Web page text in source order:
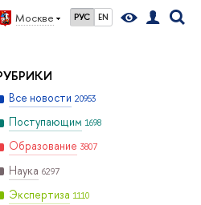
Москве РУС EN
Все новости 20953
Поступающим 1698
Образование 3807
Наука 6297
Экспертиза 1110